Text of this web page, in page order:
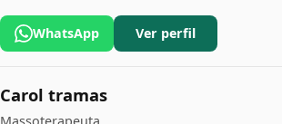
WhatsApp Ver perfil
Carol tramas